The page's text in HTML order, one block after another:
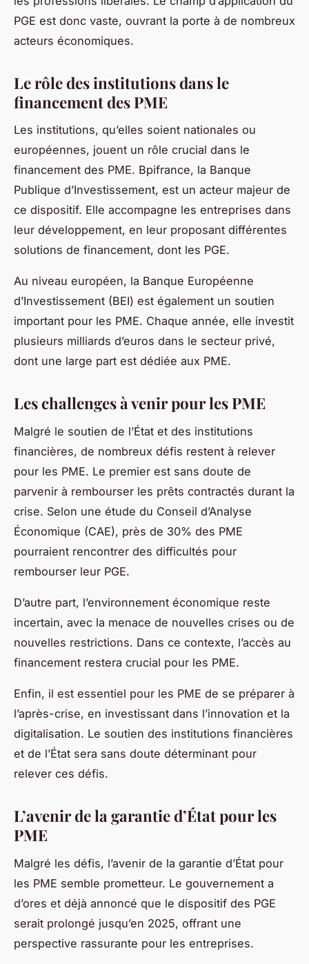
PGE est donc vaste, ouvrant la porte à de nombreux
acteurs économiques.
Le rôle des institutions dans le
financement des PME
Les institutions, qu’elles soient nationales ou
européennes, jouent un rôle crucial dans le
financement des PME. Bpifrance, la Banque
Publique d’Investissement, est un acteur majeur de
ce dispositif. Elle accompagne les entreprises dans
leur développement, en leur proposant différentes
solutions de financement, dont les PGE.
Au niveau européen, la Banque Européenne
d’Investissement (BEI) est également un soutien
important pour les PME. Chaque année, elle investit
plusieurs milliards d’euros dans le secteur privé,
dont une large part est dédiée aux PME.
Les challenges à venir pour les PME
Malgré le soutien de l’État et des institutions
financières, de nombreux défis restent à relever
pour les PME. Le premier est sans doute de
parvenir à rembourser les prêts contractés durant la
crise. Selon une étude du Conseil d’Analyse
Économique (CAE), près de 30% des PME
pourraient rencontrer des difficultés pour
rembourser leur PGE.
D’autre part, l’environnement économique reste
incertain, avec la menace de nouvelles crises ou de
nouvelles restrictions. Dans ce contexte, l’accès au
financement restera crucial pour les PME.
Enfin, il est essentiel pour les PME de se préparer à
l’après-crise, en investissant dans l’innovation et la
digitalisation. Le soutien des institutions financières
et de l’État sera sans doute déterminant pour
relever ces défis.
L’avenir de la garantie d’État pour les
PME
Malgré les défis, l’avenir de la garantie d’État pour
les PME semble prometteur. Le gouvernement a
d’ores et déjà annoncé que le dispositif des PGE
serait prolongé jusqu’en 2025, offrant une
perspective rassurante pour les entreprises.